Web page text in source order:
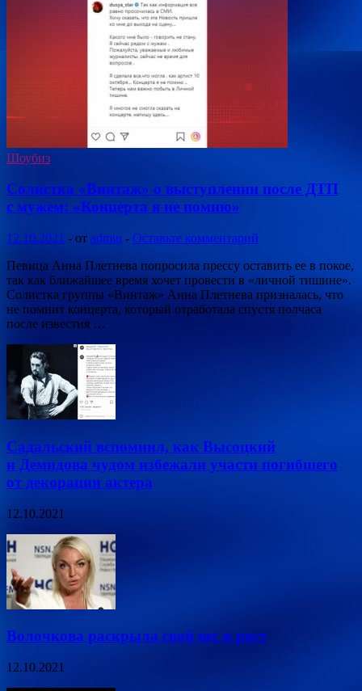
Шоубиз
Солистка «Винтаж» о выступлении после ДТП
с мужем: «Концерта я не помню»
12.10.2021 - от admin - Оставьте комментарий
Певица Анна Плетнева попросила прессу оставить ее в покое,
так как ближайшее время хочет провести в «личной тишине».
Солистка группы «Винтаж» Анна Плетнева призналась, что
не помнит концерта, который отработала спустя полчаса
после известия …
Садальский вспомнил, как Высоцкий
и Демидова чудом избежали участи погибшего
от декорации актера
12.10.2021
Волочкова раскрыла свой вес и рост
12.10.2021